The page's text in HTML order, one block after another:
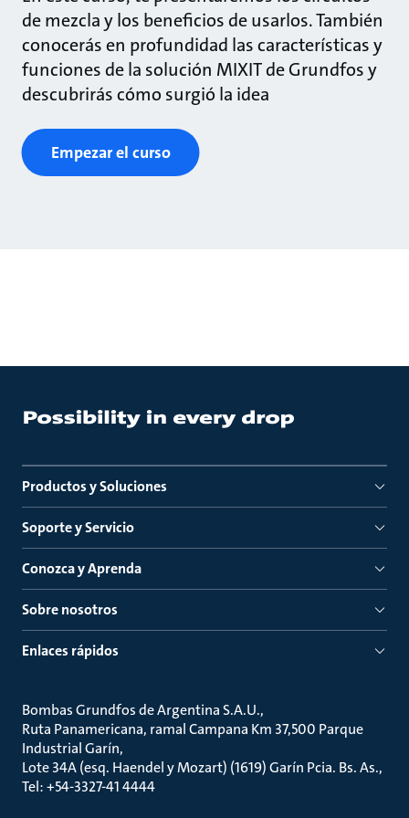
de mezcla y los beneficios de usarlos. También
conocerás en profundidad las características y
funciones de la solución MIXIT de Grundfos y
descubrirás cómo surgió la idea
Empezar el curso
Productos y Soluciones
Soporte y Servicio
Conozca y Aprenda
Sobre nosotros
Enlaces rápidos
Bombas Grundfos de Argentina S.A.U.
Ruta Panamericana, ramal Campana Km 37,500 Parque
Industrial Garín
Lote 34A (esq. Haendel y Mozart) (1619) Garín Pcia. Bs. As.
Tel: +54-3327-41 4444